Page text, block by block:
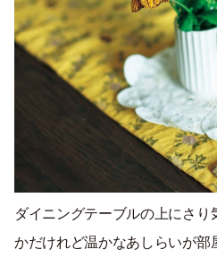
ダイニングテーブルの上にさ
かだけれど温かなあしらいが部